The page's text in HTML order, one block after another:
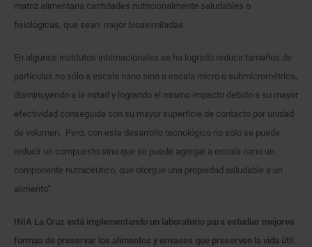
matriz alimentaria cantidades nutricionalmente saludables o
fisiológicas, que sean mejor bioasimiladas.
En algunos institutos internacionales se ha logrado reducir tamaños de
partículas no sólo a escala nano sino a escala micro o submicrométrica,
disminuyendo a la mitad y logrando el mismo impacto debido a su mayor
efectividad conseguida con su mayor superficie de contacto por unidad
de volumen. Pero, con este desarrollo tecnológico no sólo se puede
reducir un compuesto sino que se puede agregar a escala nano un
componente nutracéutico, que otorgue una propiedad saludable a un
alimento”.
INIA La Cruz está implementando un laboratorio para estudiar mejores
formas de preservar los alimentos y envases que preserven la vida útil.